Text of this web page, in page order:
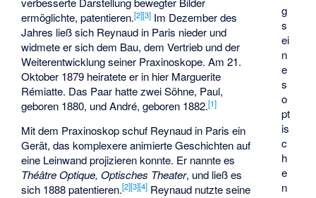
g
s
ei
n
e
s
o
pt
is
c
h
e
n
ermöglichte, patentieren.[2][3] Im Dezember des
Jahres ließ sich Reynaud in Paris nieder und
widmete er sich dem Bau, dem Vertrieb und der
Weiterentwicklung seiner Praxinoskope. Am 21.
Oktober 1879 heiratete er in hier Marguerite
Rémiatte. Das Paar hatte zwei Söhne, Paul,
geboren 1880, und André, geboren 1882.[1]
Mit dem Praxinoskop schuf Reynaud in Paris ein
Gerät, das komplexere animierte Geschichten auf
eine Leinwand projizieren konnte. Er nannte es
Théâtre Optique, Optisches Theater, und ließ es
sich 1888 patentieren.[2][3][4] Reynaud nutzte seine